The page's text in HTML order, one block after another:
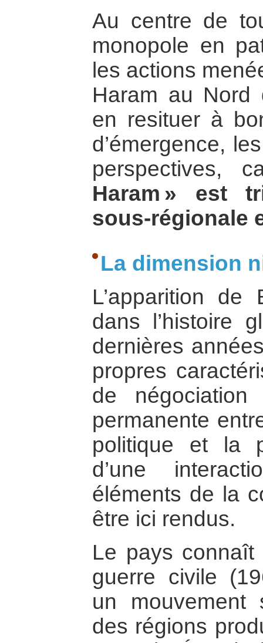
Au centre de
monopole en
les actions
Haram au Nord
en resituer à
d’émergence,
perspectives,
Haram » est
sous-régionale
La dimension
L’apparition de
dans l’histoire
dernières
propres
de
permanente
politique et la
d’une
éléments de la
être ici rendus.
Le pays connaît
guerre civile
un mouvement
des régions